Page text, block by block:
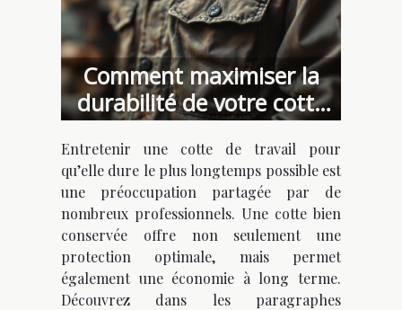
Comment maximiser la
durabilité de votre cotte
de travail ?
Entretenir une cotte de travail pour
qu’elle dure le plus longtemps possible est
une préoccupation partagée par de
nombreux professionnels. Une cotte bien
conservée offre non seulement une
protection optimale, mais permet
également une économie à long terme.
Découvrez dans les paragraphes